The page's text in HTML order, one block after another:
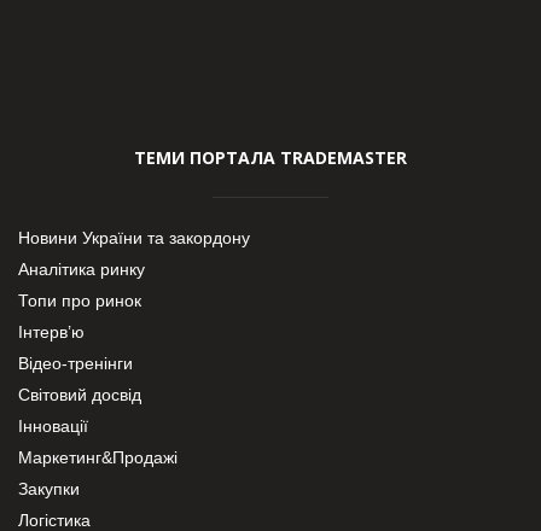
ТЕМИ ПОРТАЛА TRADEMASTER
Новини України та закордону
Аналітика ринку
Топи про ринок
Інтерв’ю
Відео-тренінги
Світовий досвід
Інновації
Маркетинг&Продажі
Закупки
Логістика